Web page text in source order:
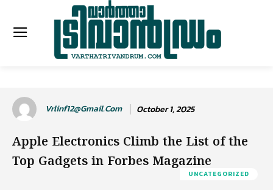
Vrlinf12@gmail.com October 1, 2025
Apple Electronics Climb the List of the
Top Gadgets in Forbes Magazine
UNCATEGORIZED